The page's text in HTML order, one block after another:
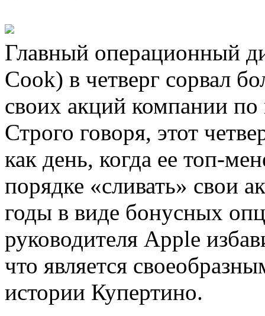
Главный операционный
Cook) в четверг сорвал
своих акций компании
Строго говоря, этот
как день, когда ее топ-
порядке «сливать» свои
годы в виде бонусных
руководителя Apple
что является
истории Купертино.